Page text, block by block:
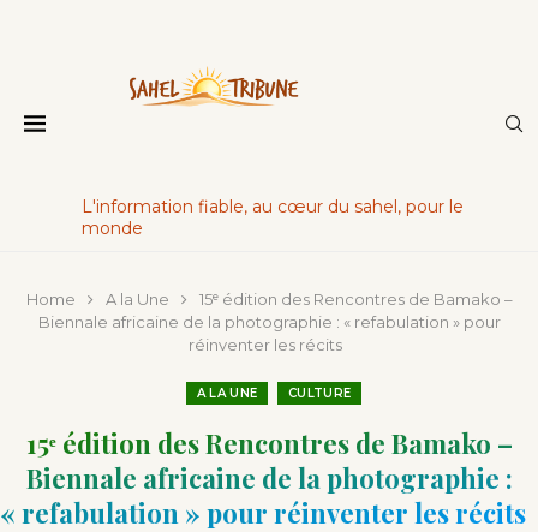
L'information fiable, au cœur du sahel, pour le
monde
Home A la Une
15ᵉ édition des Rencontres de Bamako –
Biennale africaine de la photographie : « refabulation » pour
réinventer les récits
A LA UNE CULTURE
15ᵉ édition des Rencontres de Bamako –
Biennale africaine de la photographie :
« refabulation » pour réinventer les récits